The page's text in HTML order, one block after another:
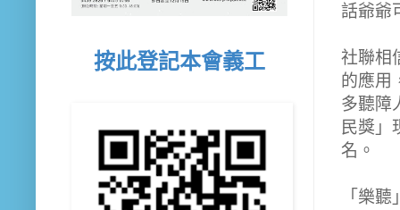
話爺爺
社聯相
的應用
多聽障
民獎」
名。
「樂
按此登記本會義工